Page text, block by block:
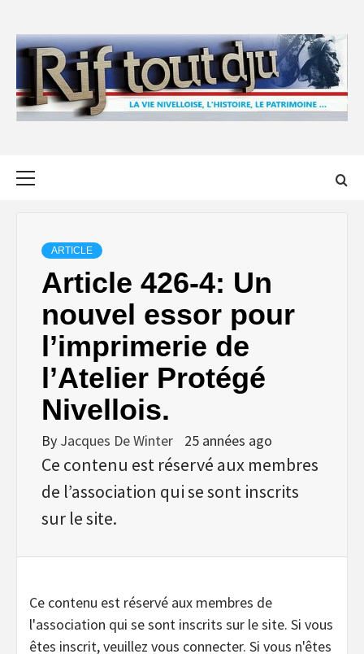
content
ARTICLE
Article 426-4: Un
nouvel essor pour
l’imprimerie de
l’Atelier Protégé
Nivellois.
By Jacques De Winter 25 années ago
Ce contenu est réservé aux membres
de l’association qui se sont inscrits
sur le site.
Ce contenu est réservé aux membres de
l'association qui se sont inscrits sur le site. Si vous
êtes inscrit, veuillez vous connecter. Si vous n'êtes